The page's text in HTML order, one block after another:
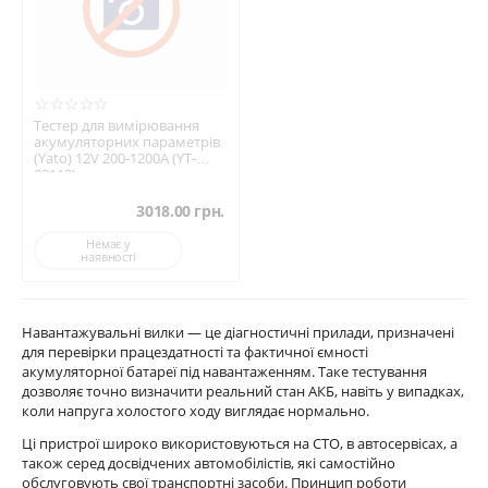
Тестер для вимірювання
акумуляторних параметрів
(Yato) 12V 200-1200A (YT-
83113)
3018.00 грн.
Немає у
наявності
Навантажувальні вилки — це діагностичні прилади, призначені
для перевірки працездатності та фактичної ємності
акумуляторної батареї під навантаженням. Таке тестування
дозволяє точно визначити реальний стан АКБ, навіть у випадках,
коли напруга холостого ходу виглядає нормально.
Ці пристрої широко використовуються на СТО, в автосервісах, а
також серед досвідчених автомобілістів, які самостійно
обслуговують свої транспортні засоби. Принцип роботи